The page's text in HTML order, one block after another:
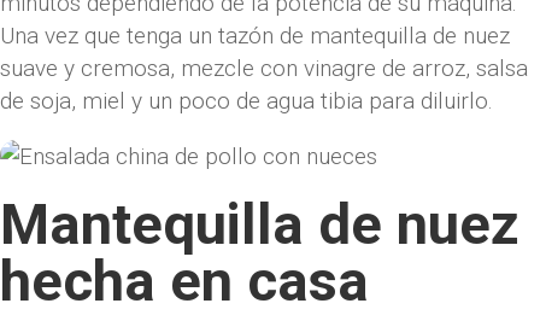
Una vez que tenga un tazón de mantequilla de nuez
suave y cremosa, mezcle con vinagre de arroz, salsa
de soja, miel y un poco de agua tibia para diluirlo.
Mantequilla de nuez
hecha en casa